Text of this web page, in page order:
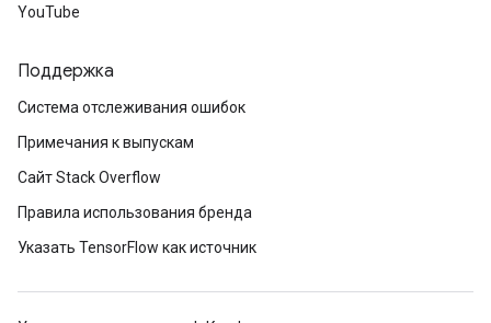
YouTube
Поддержка
Система отслеживания ошибок
Примечания к выпускам
Сайт Stack Overflow
Правила использования бренда
Указать TensorFlow как источник